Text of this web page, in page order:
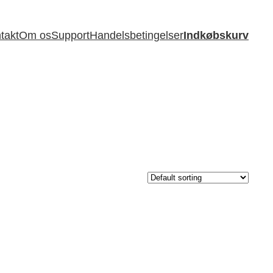
Om osSupportHandelsbetingelserIndkøbskurv